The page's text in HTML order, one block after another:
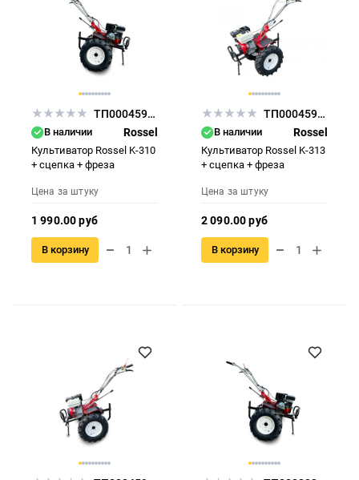
ТП000459758
В наличии Rossel
Культиватор Rossel K-310
+ сцепка + фреза
Цена за штуку
1 990.00 руб
В корзину
ТП000459759
В наличии Rossel
Культиватор Rossel K-313
+ сцепка + фреза
Цена за штуку
2 090.00 руб
В корзину